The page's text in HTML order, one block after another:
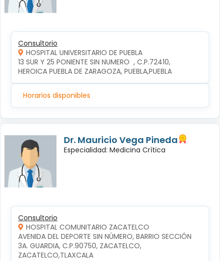
Consultorio
HOSPITAL UNIVERSITARIO DE PUEBLA
13 SUR Y 25 PONIENTE SIN NUMERO  , C.P.72410,
HEROICA PUEBLA DE ZARAGOZA, PUEBLA,PUEBLA
Horarios disponibles
Dr. Mauricio Vega Pineda
Especialidad: Medicina Crítica
Consultorio
HOSPITAL COMUNITARIO ZACATELCO
AVENIDA DEL DEPORTE SIN NÚMERO, BARRIO SECCIÓN
3A. GUARDIA, C.P.90750, ZACATELCO,
ZACATELCO,TLAXCALA